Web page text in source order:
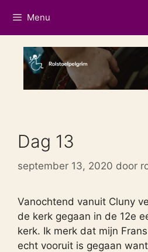
naar
de
inhoud
Menu
Dag 13
september 13, 2020 door
Vanochtend vanuit Cluny
de kerk gegaan in de 12e
kerk. Ik merk dat mijn
echt vooruit is gegaan